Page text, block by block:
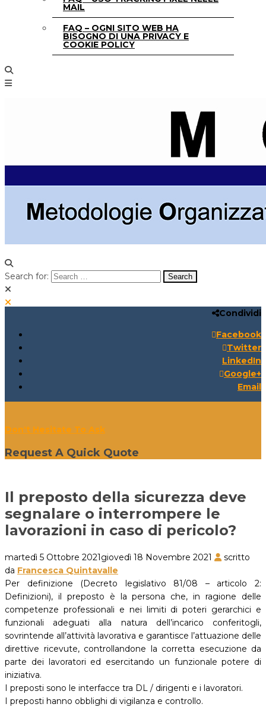
MAIL
FAQ – OGNI SITO WEB HA
BISOGNO DI UNA PRIVACY E
COOKIE POLICY
Search for:
Condividi
Facebook
Twitter
LinkedIn
Google+
Email
Don't Hesitate To Ask
Request A Quick Quote
Il preposto della sicurezza deve
segnalare o interrompere le
lavorazioni in caso di pericolo?
martedì 5 Ottobre 2021giovedì 18 Novembre 2021
scritto
da Francesca Quintavalle
Per definizione (Decreto legislativo 81/08 – articolo 2:
Definizioni), il preposto è la persona che, in ragione delle
competenze professionali e nei limiti di poteri gerarchici e
funzionali adeguati alla natura dell’incarico conferitogli,
sovrintende all’attività lavorativa e garantisce l’attuazione delle
direttive ricevute, controllandone la corretta esecuzione da
parte dei lavoratori ed esercitando un funzionale potere di
iniziativa.
I preposti sono le interfacce tra DL / dirigenti e i lavoratori.
I preposti hanno obblighi di vigilanza e controllo.